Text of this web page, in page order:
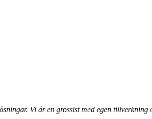
Vi är en grossist med egen tillverkning